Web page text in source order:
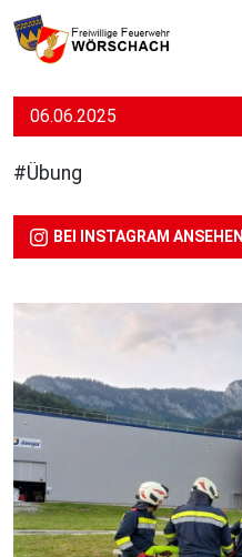
06.06.2025
#Übung
BEI INSTAGRAM ANSEHEN